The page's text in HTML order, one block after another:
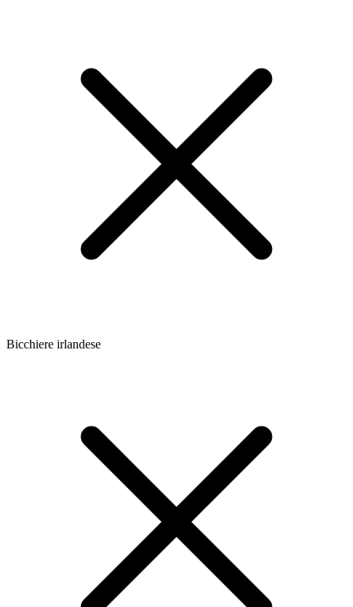
Bicchiere irlandese